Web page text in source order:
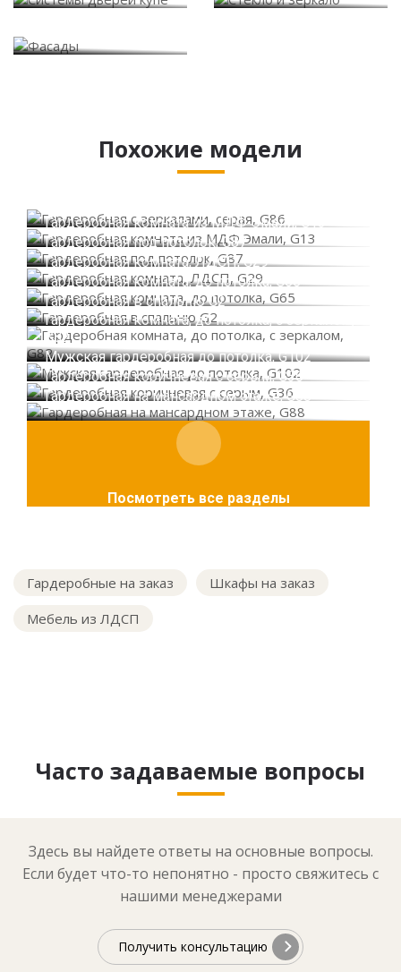
Похожие модели
Гардеробная комната из МДФ Эмали, G13
Гардеробная под потолок, G87
Гардеробная комната, ЛДСП, G29
Гардеробная комната, до потолка, G65
Гардеробная в спальню G2
Гардеробная комната, до потолка, с зеркалом,
G82
Мужская гардеробная до потолка, G102
Гардеробная коричневая с серым, G36
Гардеробная на мансардном этаже, G88
Посмотреть все разделы
Гардеробные на заказ
Шкафы на заказ
Мебель из ЛДСП
Часто задаваемые вопросы
Здесь вы найдете ответы на основные вопросы.
Если будет что-то непонятно - просто свяжитесь с
нашими менеджерами
Получить консультацию